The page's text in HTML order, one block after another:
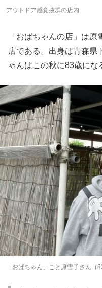
アウトドア感覚抜群の店内
「おばちゃんの店」は
店である。出身は青森県
ゃんはこの秋に83歳にな
「おばちゃん」こと原雪子さん（